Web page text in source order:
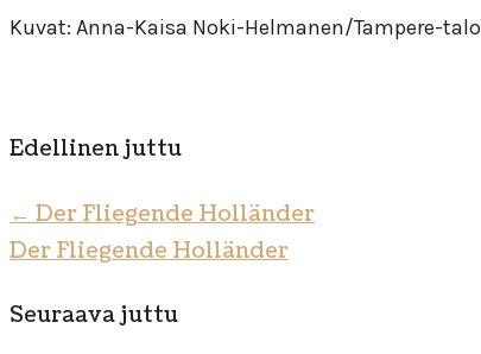
Kuvat: Anna-Kaisa Noki-Helmanen/Tampere-talo
Edellinen juttu
← Der Fliegende Holländer
Der Fliegende Holländer
Seuraava juttu